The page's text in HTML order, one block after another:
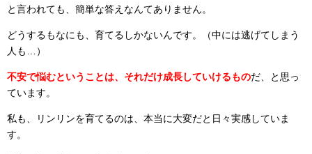
と言われても、簡単な答えなんてありません。
どうするもなにも、育てるしかないんです。（中には逃げてしまう
人も…）
不安で悩むということは、それだけ成長していけるものだ、と思っ
ています。
私も、リンリンを育てるのは、本当に大変だと日々実感していま
す。